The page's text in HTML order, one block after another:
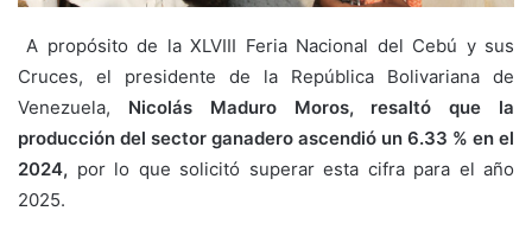
A propósito de la XLVIII Feria Nacional del Cebú y sus
Cruces, el presidente de la República Bolivariana de
Venezuela, Nicolás Maduro Moros, resaltó que la
producción del sector ganadero ascendió un 6.33 % en el
2024, por lo que solicitó superar esta cifra para el año
2025.